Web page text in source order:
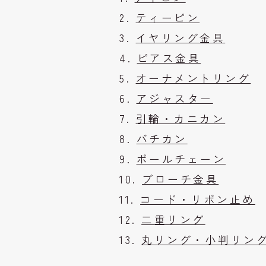
ティーピン
イヤリング金具
ピアス金具
オーナメントリング
アジャスター
引輪・カニカン
バチカン
ボールチェーン
ブローチ金具
コード・リボン止め
二重リング
丸リング・小判リン